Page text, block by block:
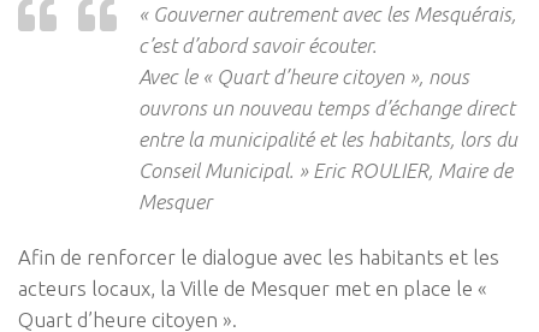
« Gouverner autrement avec les Mesquérais,
c’est d’abord savoir écouter.
Avec le « Quart d’heure citoyen », nous
ouvrons un nouveau temps d’échange direct
entre la municipalité et les habitants, lors du
Conseil Municipal. » Eric ROULIER, Maire de
Mesquer
Afin de renforcer le dialogue avec les habitants et les
acteurs locaux, la Ville de Mesquer met en place le «
Quart d’heure citoyen ».